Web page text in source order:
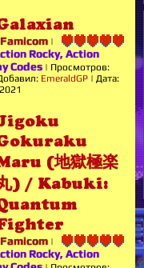
|
Rocky, Action
Codes | Просмотров:
EmeraldGP | Дата:
(地獄極楽
) / Kabuki:
|
Rocky, Action